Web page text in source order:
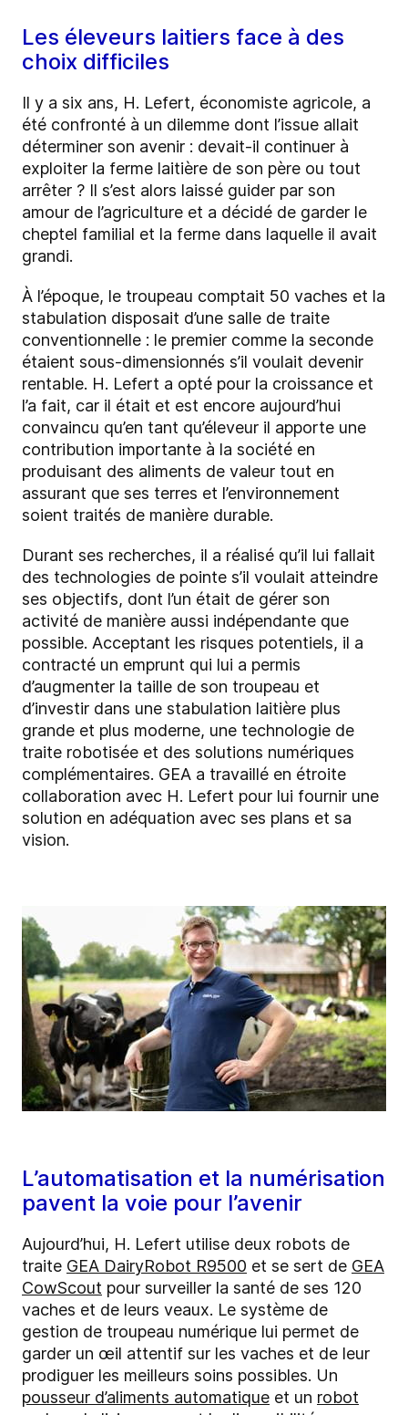
Les éleveurs laitiers face à des
choix difficiles
Il y a six ans, H. Lefert, économiste agricole, a
été confronté à un dilemme dont l’issue allait
déterminer son avenir : devait-il continuer à
exploiter la ferme laitière de son père ou tout
arrêter ? Il s’est alors laissé guider par son
amour de l’agriculture et a décidé de garder le
cheptel familial et la ferme dans laquelle il avait
grandi.
À l’époque, le troupeau comptait 50 vaches et la
stabulation disposait d’une salle de traite
conventionnelle : le premier comme la seconde
étaient sous-dimensionnés s’il voulait devenir
rentable. H. Lefert a opté pour la croissance et
l’a fait, car il était et est encore aujourd’hui
convaincu qu’en tant qu’éleveur il apporte une
contribution importante à la société en
produisant des aliments de valeur tout en
assurant que ses terres et l’environnement
soient traités de manière durable.
Durant ses recherches, il a réalisé qu’il lui fallait
des technologies de pointe s’il voulait atteindre
ses objectifs, dont l’un était de gérer son
activité de manière aussi indépendante que
possible. Acceptant les risques potentiels, il a
contracté un emprunt qui lui a permis
d’augmenter la taille de son troupeau et
d’investir dans une stabulation laitière plus
grande et plus moderne, une technologie de
traite robotisée et des solutions numériques
complémentaires. GEA a travaillé en étroite
collaboration avec H. Lefert pour lui fournir une
solution en adéquation avec ses plans et sa
vision.
L’automatisation et la numérisation
pavent la voie pour l’avenir
Aujourd’hui, H. Lefert utilise deux robots de
traite GEA DairyRobot R9500 et se sert de GEA
CowScout pour surveiller la santé de ses 120
vaches et de leurs veaux. Le système de
gestion de troupeau numérique lui permet de
garder un œil attentif sur les vaches et de leur
prodiguer les meilleurs soins possibles. Un
pousseur d’aliments automatique et un robot